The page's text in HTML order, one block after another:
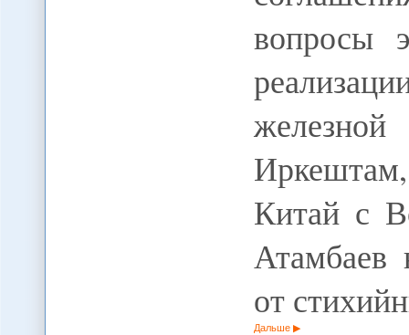
вопросы
Китай с
Атамбаев
от
Дальше